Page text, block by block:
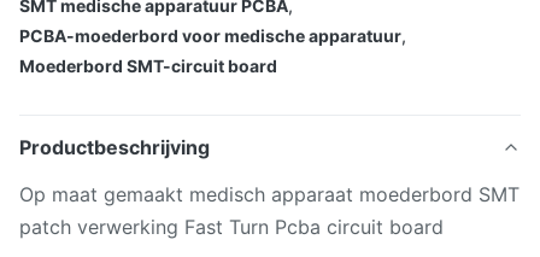
SMT medische apparatuur PCBA,
PCBA-moederbord voor medische apparatuur,
Moederbord SMT-circuit board
Productbeschrijving
Op maat gemaakt medisch apparaat moederbord SMT
patch verwerking Fast Turn Pcba circuit board